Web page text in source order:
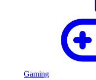
Gaming